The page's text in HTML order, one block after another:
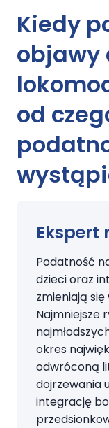
Kiedy
objawy
od
Ekspert
Podatność
dzieci oraz
zmieniają
Najmniejsze
okres
odwróconą
dojrzewania
integrację